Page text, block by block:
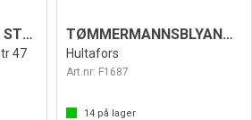
VERNESKO DIADORA STR 47 161230-80013/47
47
TØMMERMANNSBLYANT SNP 18CM RØD
Hultafors
Art.nr: F1687
14 på lager